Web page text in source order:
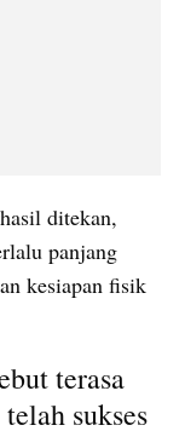
ditekan,
panjang
kesiapan fisik
terasa
sukses